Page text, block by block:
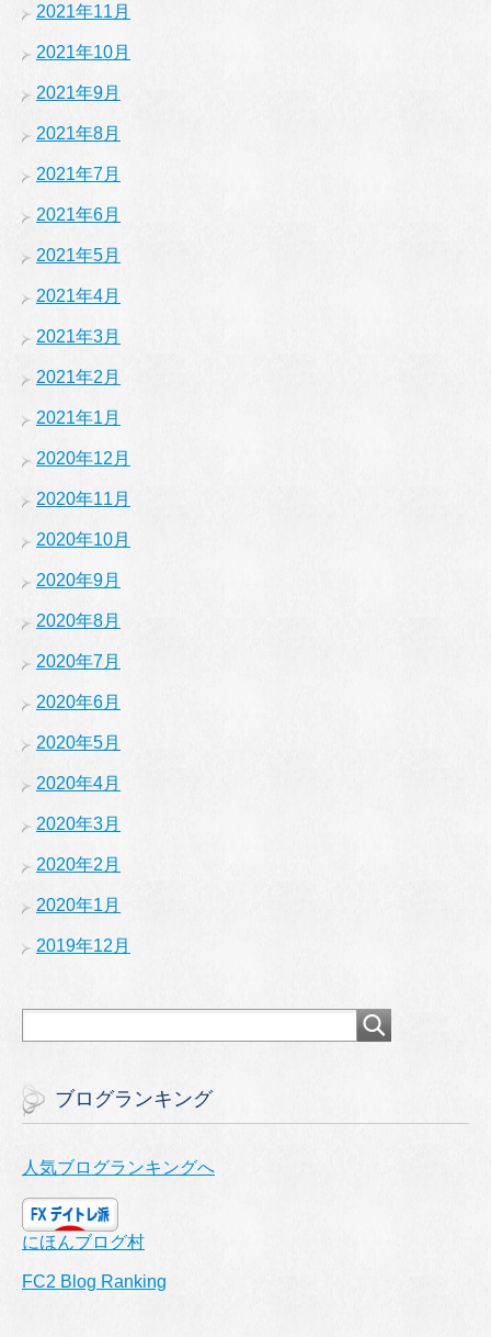
2021年11月
2021年10月
2021年9月
2021年8月
2021年7月
2021年6月
2021年5月
2021年4月
2021年3月
2021年2月
2021年1月
2020年12月
2020年11月
2020年10月
2020年9月
2020年8月
2020年7月
2020年6月
2020年5月
2020年4月
2020年3月
2020年2月
2020年1月
2019年12月
ブログランキング
人気ブログランキングへ
にほんブログ村
FC2 Blog Ranking